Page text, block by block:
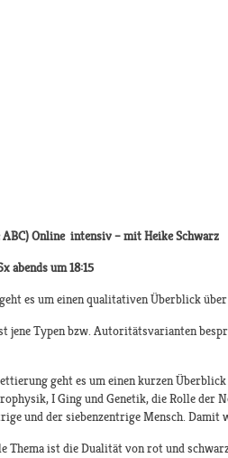
ABC) Online intensiv –mit Heike Schwarz
abends um 18:15
es um einen qualitativen Überblick
jene Typen bzw. Autoritätsvarianten
geht es um einen kurzen
I Ging und Genetik, die Rolle der
und der siebenzentrige Mensch.
Thema ist die Dualität von rot und